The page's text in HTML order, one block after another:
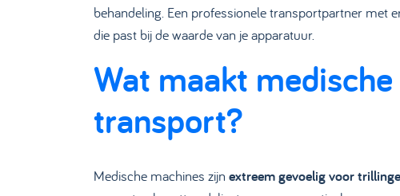
behandeling. Een professionele transportpartner met
die past bij de waarde van je apparatuur.
Wat maakt
transport?
Medische machines zijn extreem gevoelig voor